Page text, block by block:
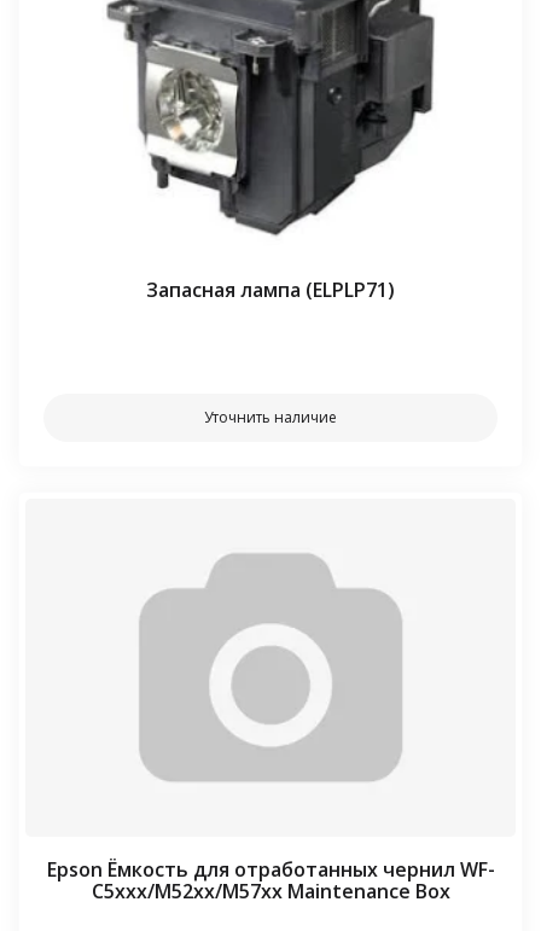
Запасная лампа (ELPLP71)
Уточнить наличие
Epson Ёмкость для отработанных чернил WF-
C5xxx/M52xx/M57xx Maintenance Box